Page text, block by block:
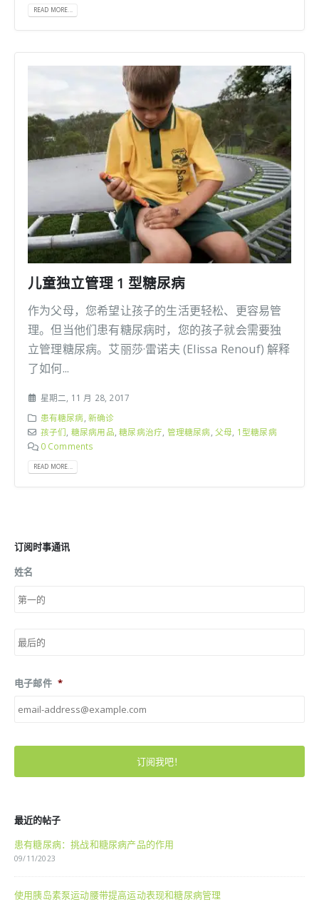
READ MORE...
儿童独立管理 1 型糖尿病
作为父母，您希望让孩子的生活更轻松、更容易管
理。但当他们患有糖尿病时，您的孩子就会需要独
立管理糖尿病。艾丽莎·雷诺夫 (Elissa Renouf) 解释
了如何...
星期二, 11 月 28, 2017
患有糖尿病 ,新确诊
孩子们 糖尿病用品 ,糖尿病治疗 管理糖尿病 父母 1型糖尿病
0 Comments
READ MORE...
订阅时事通讯
姓名
电子邮件 *
最近的帖子
患有糖尿病：挑战和糖尿病产品的作用
09/11/2023
使用胰岛素泵运动腰带提高运动表现和糖尿病管理